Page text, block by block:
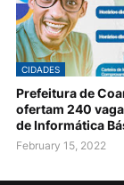
CIDADES
Prefeitura de
ofertam 240
de Informática
February 15, 2022